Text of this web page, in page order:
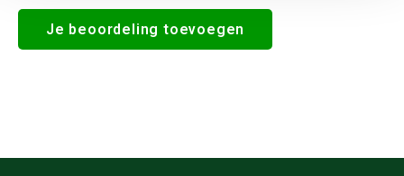
Je beoordeling toevoegen